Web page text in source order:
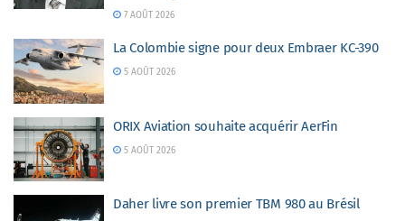
7 AOÛT 2026
La Colombie signe pour deux Embraer KC-390
5 AOÛT 2026
ORIX Aviation souhaite acquérir AerFin
5 AOÛT 2026
Daher livre son premier TBM 980 au Brésil